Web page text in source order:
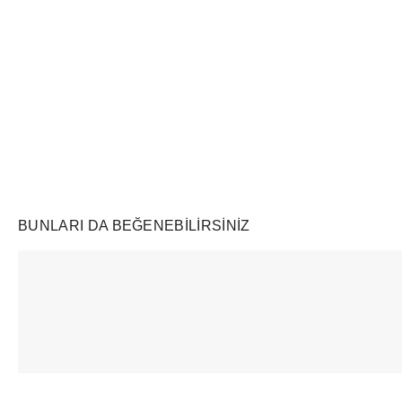
BUNLARI DA BEĞENEBILIRSINIZ